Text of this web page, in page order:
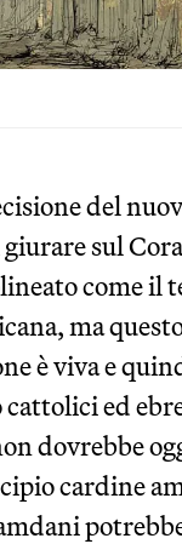
del
sul
come il
ma
è viva e
ed
dovrebbe
cardine